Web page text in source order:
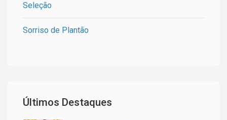
Seleção
Sorriso de Plantão
Últimos Destaques